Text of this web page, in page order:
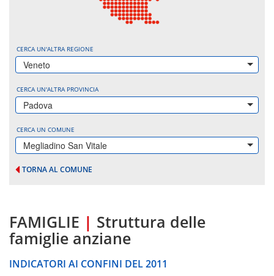
CERCA UN'ALTRA REGIONE
Veneto
CERCA UN'ALTRA PROVINCIA
Padova
CERCA UN COMUNE
Megliadino San Vitale
TORNA AL COMUNE
FAMIGLIE | Struttura delle
famiglie anziane
INDICATORI AI CONFINI DEL 2011